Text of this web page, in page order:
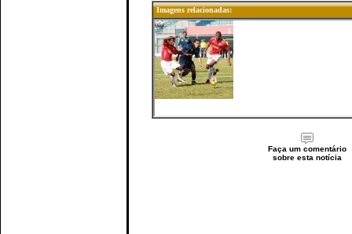
Imagens relacionadas:
Faça um comentário
sobre esta notícia